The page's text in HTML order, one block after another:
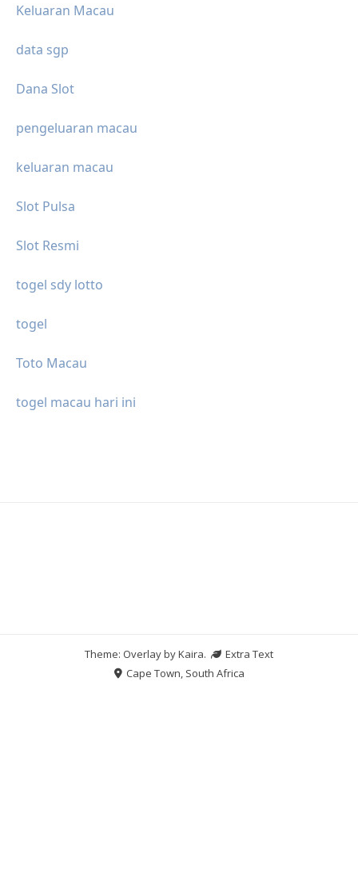
Keluaran Macau
data sgp
Dana Slot
pengeluaran macau
keluaran macau
Slot Pulsa
Slot Resmi
togel sdy lotto
togel
Toto Macau
togel macau hari ini
Theme: Overlay byKaira.
Extra Text
Cape Town, South Africa